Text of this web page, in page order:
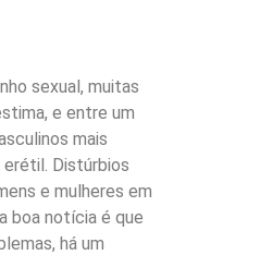
sexual, muitas
e entre um
mais
Distúrbios
e mulheres em
boa notícia é que
há um